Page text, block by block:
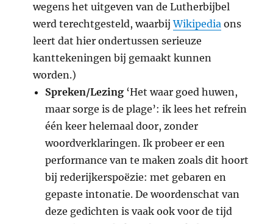
wegens het uitgeven van de Lutherbijbel
werd terechtgesteld, waarbijWikipedia ons
leert dat hier ondertussen serieuze
kanttekeningen bij gemaakt kunnen
worden.)
Spreken/Lezing ‘Het waar goed huwen,
maar sorge is de plage’: ik lees het refrein
één keer helemaal door, zonder
woordverklaringen. Ik probeer er een
performance van te maken zoals dit hoort
bij rederijkerspoëzie: met gebaren en
gepaste intonatie. De woordenschat van
deze gedichten is vaak ook voor de tijd